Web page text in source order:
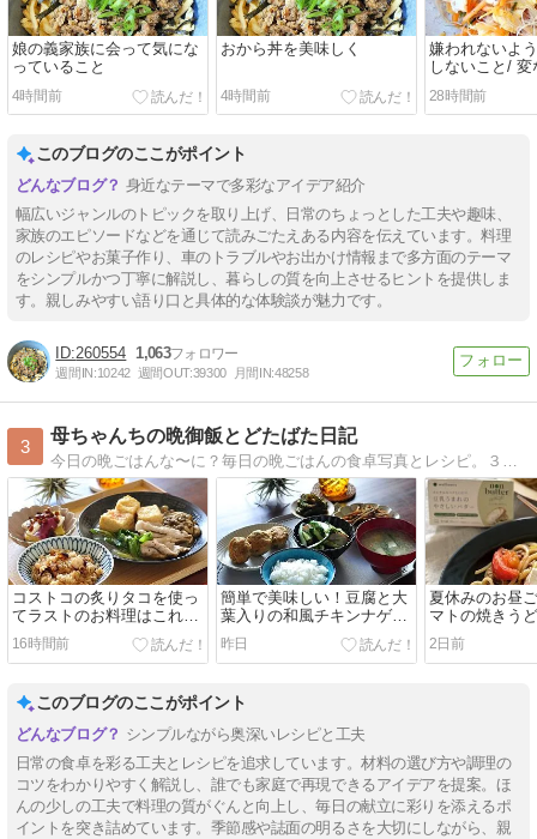
娘の義家族に会って気にな
っていること
4時間前
おから丼を美味しく
4時間前
嫌われないよ
しないこと/ 変
28時間前
このブログのここがポイント
身近なテーマで多彩なアイデア紹介
幅広いジャンルのトピックを取り上げ、日常のちょっとした工夫や趣味、
家族のエピソードなどを通じて読みごたえある内容を伝えています。料理
のレシピやお菓子作り、車のトラブルやお出かけ情報まで多方面のテーマ
をシンプルかつ丁寧に解説し、暮らしの質を向上させるヒントを提供しま
す。親しみやすい語り口と具体的な体験談が魅力です。
260554 1,063
週間IN:10242 週間OUT:39300 月間IN:48258
3
母ちゃんちの晩御飯とどたばた日記
今日の晩ごはんな〜に？毎日の晩ごはんの食卓写真とレシピ。３兄妹（もうみんな大人ですが全員同居中）＋ラブラドールレトリバーのメイの毎日です。
コストコの炙りタコを使っ
てラストのお料理はこれ！
と2日分晩ごはんは【和定
食】と【スパイスキーマカ
レー】
16時間前
簡単で美味しい！豆腐と大
葉入りの和風チキンナゲッ
トで晩ごはん
昨日
夏休みのお昼
マトの焼きう
ーホワイトの
きコストコ祭
2日前
このブログのここがポイント
シンプルながら奥深いレシピと工夫
日常の食卓を彩る工夫とレシピを追求しています。材料の選び方や調理の
コツをわかりやすく解説し、誰でも家庭で再現できるアイデアを提案。ほ
んの少しの工夫で料理の質がぐんと向上し、毎日の献立に彩りを添えるポ
イントを突き詰めています。季節感や誌面の明るさを大切にしながら、親